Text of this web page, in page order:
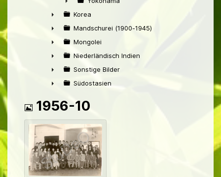
►
►
Korea
►
Mandschurei (1900-1945)
►
Mongolei
►
Niederländisch Indien
►
Sonstige Bilder
Südostasien
Bild
1956-10